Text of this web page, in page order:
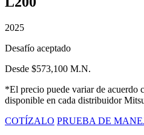
2025
Desafío aceptado
Desde $573,100 M.N.
*El precio puede variar de acuerdo
disponible en cada distribuidor
COTÍZALO PRUEBA DE